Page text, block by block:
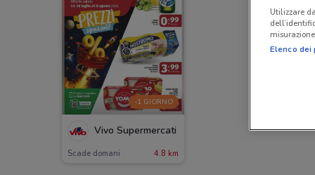
-1 GIORNO
Vivo Supermercati
Scade domani 4.8 km
Utilizzare
Elenco dei